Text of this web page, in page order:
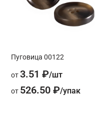
Пуговица 00122
от3.51 ₽
от 526.50 ₽